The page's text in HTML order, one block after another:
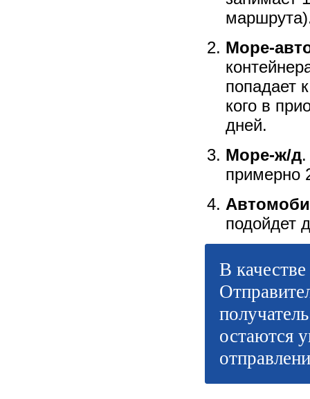
Море-
попадает
кого в
дней.
Море-ж/д
примерно
подойдет
В
остаются